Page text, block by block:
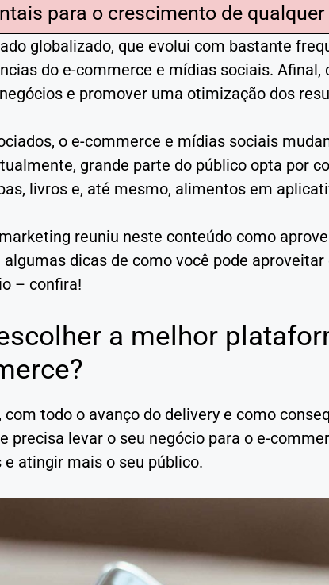
para o crescimento de
globalizado, que evolui com bastante
do e-commerce e mídias sociais. Afinal,
e promover uma otimização dos
o e-commerce e mídias sociais
grande parte do público opta por
livros e, até mesmo, alimentos em
reuniu neste conteúdo como
algumas dicas de como você pode
– confira!
a melhor
com todo o avanço do delivery e como
precisa levar o seu negócio para o e-
e atingir mais o seu público.